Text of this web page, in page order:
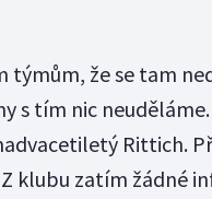
týmům, že se tam
s tím nic
Rittich.
klubu zatím žádné